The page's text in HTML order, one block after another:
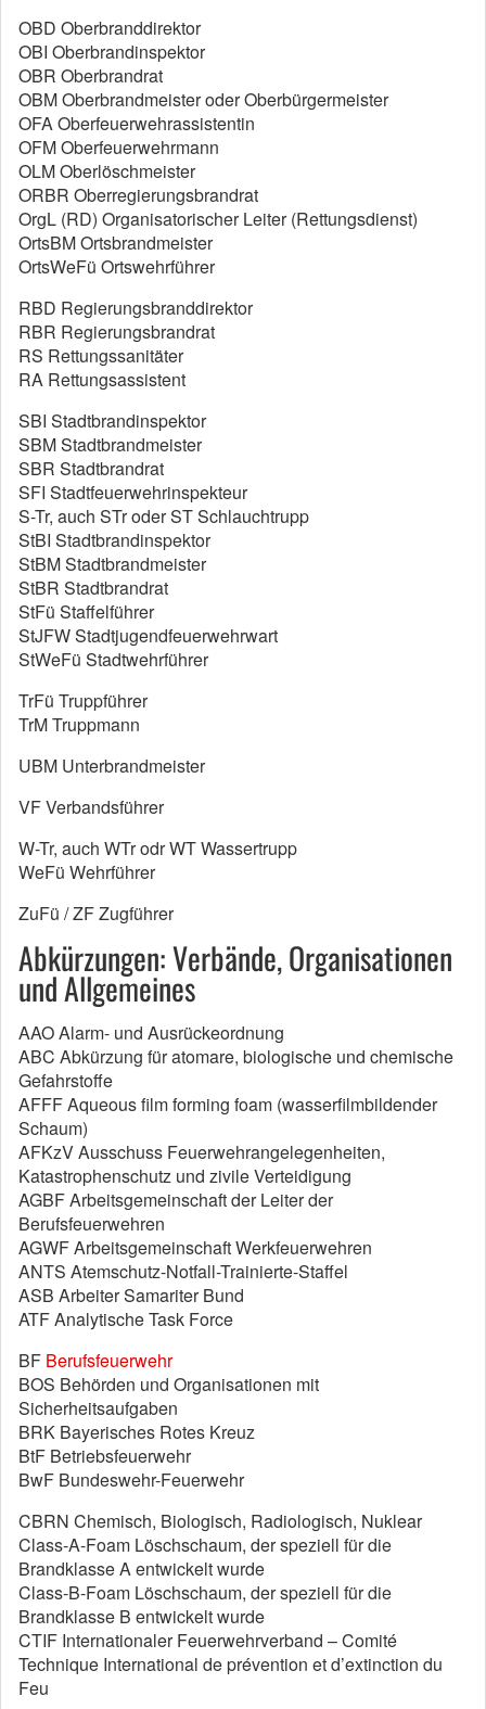
OBD Oberbranddirektor
OBI Oberbrandinspektor
OBR Oberbrandrat
OBM Oberbrandmeister oder Oberbürgermeister
OFA Oberfeuerwehrassistentin
OFM Oberfeuerwehrmann
OLM Oberlöschmeister
ORBR Oberregierungsbrandrat
OrgL (RD) Organisatorischer Leiter (Rettungsdienst)
OrtsBM Ortsbrandmeister
OrtsWeFü Ortswehrführer
RBD Regierungsbranddirektor
RBR Regierungsbrandrat
RS Rettungssanitäter
RA Rettungsassistent
SBI Stadtbrandinspektor
SBM Stadtbrandmeister
SBR Stadtbrandrat
SFI Stadtfeuerwehrinspekteur
S-Tr, auch STr oder ST Schlauchtrupp
StBI Stadtbrandinspektor
StBM Stadtbrandmeister
StBR Stadtbrandrat
StFü Staffelführer
StJFW Stadtjugendfeuerwehrwart
StWeFü Stadtwehrführer
TrFü Truppführer
TrM Truppmann
UBM Unterbrandmeister
VF Verbandsführer
W-Tr, auch WTr odr WT Wassertrupp
WeFü Wehrführer
ZuFü / ZF Zugführer
Abkürzungen: Verbände, Organisationen
und Allgemeines
AAO Alarm- und Ausrückeordnung
ABC Abkürzung für atomare, biologische und chemische
Gefahrstoffe
AFFF Aqueous film forming foam (wasserfilmbildender
Schaum)
AFKzV Ausschuss Feuerwehrangelegenheiten,
Katastrophenschutz und zivile Verteidigung
AGBF Arbeitsgemeinschaft der Leiter der
Berufsfeuerwehren
AGWF Arbeitsgemeinschaft Werkfeuerwehren
ANTS Atemschutz-Notfall-Trainierte-Staffel
ASB Arbeiter Samariter Bund
ATF Analytische Task Force
BF Berufsfeuerwehr
BOS Behörden und Organisationen mit
Sicherheitsaufgaben
BRK Bayerisches Rotes Kreuz
BtF Betriebsfeuerwehr
BwF Bundeswehr-Feuerwehr
CBRN Chemisch, Biologisch, Radiologisch, Nuklear
Class-A-Foam Löschschaum, der speziell für die
Brandklasse A entwickelt wurde
Class-B-Foam Löschschaum, der speziell für die
Brandklasse B entwickelt wurde
CTIF Internationaler Feuerwehrverband – Comité
Technique International de prévention et d’extinction du
Feu